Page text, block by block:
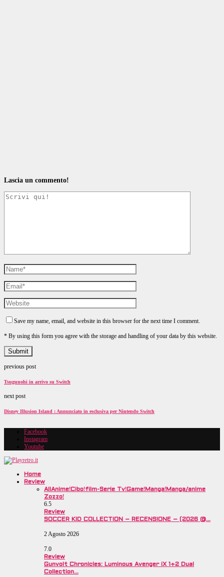
Lascia un commento!
Save my name, email, and website in this browser for the next time I comment.
* By using this form you agree with the storage and handling of your data by this website.
previous post
Tsugunohi in arrivo su Switch
next post
Disney Illusion Island : Annunciato in esclusiva per Nintendo Switch
Facebook
Instagram
Youtube
Home
Review
AllAnime!Cibo!film-Serie Tv!Game!Manga!Manga/anime
Zozzo!
6.5
Review
SOCCER KID COLLECTION – RECENSIONE – (2026 @…
2 Agosto 2026
7.0
Review
Gunvolt Chronicles: Luminous Avenger iX 1+2 Dual
Collection…